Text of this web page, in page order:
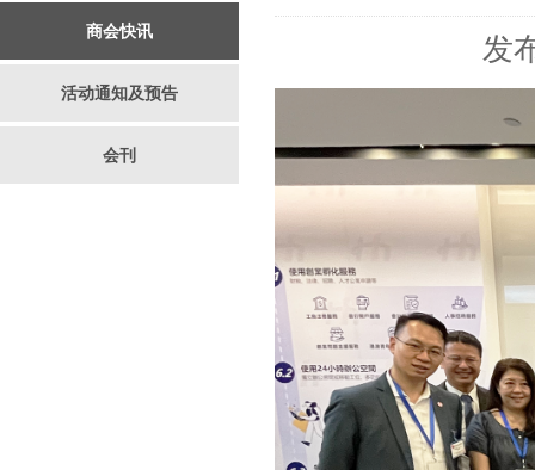
商会快讯
活动通知及预告
会刊
发